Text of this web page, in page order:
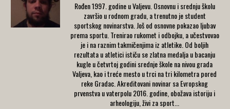
Rođen 1997. godine u Valjevu. Osnovnu i srednju školu
završio u rodnom gradu, a trenutno je student
sportskog novinarstva. Još od osnovne pokazao ljubav
prema sportu. Trenirao rukomet i odbojku, a učestvovao
je i na raznim takmičenjima iz atletike. Od boljih
rezultata u atletici ističu se zlatna medalja u bacanju
kugle u četvrtoj godini srednje škole na nivou grada
Valjeva, kao i treće mesto u trci na tri kilometra pored
reke Gradac. Akreditovani novinar sa Evropskog
prvenstva u vaterpolu 2016. godine, obožava istoriju i
arheologiju, živi za sport...